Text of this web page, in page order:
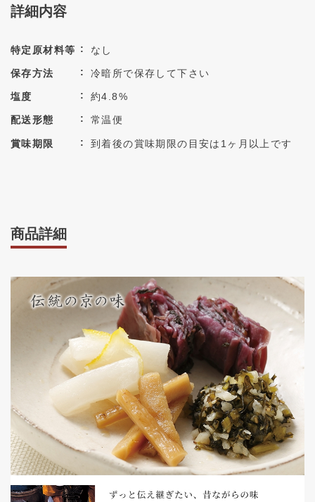
詳細内容
特定原材料等 なし
保存方法 冷暗所で保存して下さい
塩度 約4.8%
配送形態 常温便
賞味期限 到着後の賞味期限の目安は1ヶ月以上です
商品詳細